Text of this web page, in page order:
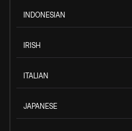
INDONESIAN
IRISH
ITALIAN
JAPANESE